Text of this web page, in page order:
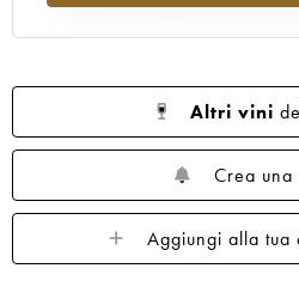
1957
1956 1955
1951
1950 1949
1945 1943
1937
Altri vini
Crea una
Aggiungi alla tua